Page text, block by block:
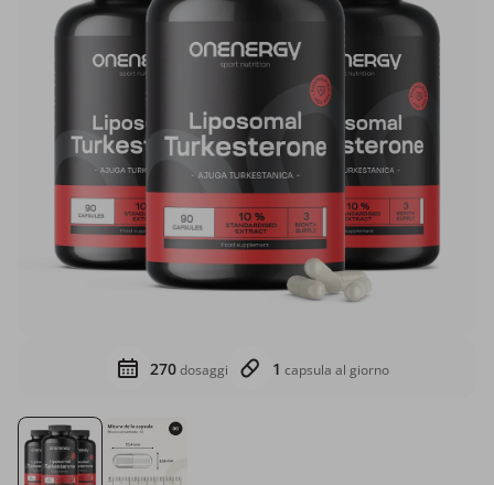
270dosaggi 1 capsula al giorno